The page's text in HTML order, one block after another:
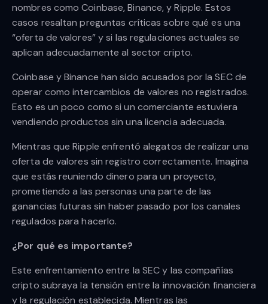
nombres como Coinbase, Binance, y Ripple. Estos
casos resaltan preguntas críticas sobre qué es una
“oferta de valores” y si las regulaciones actuales se
aplican adecuadamente al sector cripto.
Coinbase y Binance han sido acusados por la SEC de
operar como intercambios de valores no registrados.
Esto es un poco como si un comerciante estuviera
vendiendo productos sin una licencia adecuada.
Mientras que Ripple enfrentó alegatos de realizar una
oferta de valores sin registro correctamente. Imagina
que estás reuniendo dinero para un proyecto,
prometiendo a las personas una parte de las
ganancias futuras sin haber pasado por los canales
regulados para hacerlo.
¿Por qué es importante?
Este enfrentamiento entre la SEC y las compañías
cripto subraya la tensión entre la innovación financiera
y la regulación establecida. Mientras las